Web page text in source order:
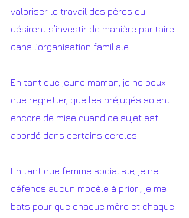
valoriser le travail des pères qui
désirent s’investir de manière paritaire
dans l’organisation familiale.
En tant que jeune maman, je ne peux
que regretter, que les préjugés soient
encore de mise quand ce sujet est
abordé dans certains cercles.
En tant que femme socialiste, je ne
défends aucun modèle à priori, je me
bats pour que chaque mère et chaque